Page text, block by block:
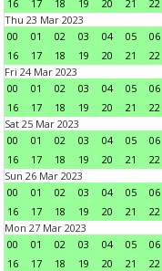
16
17 18 19 20 21 22
Thu 23 Mar 2023
00
01 02 03 04 05 06
16
17 18 19 20 21 22
Fri 24 Mar 2023
00
01 02 03 04 05 06
16
17 18 19 20 21 22
Sat 25 Mar 2023
00
01 02 03 04 05 06
16
17 18 19 20 21 22
Sun 26 Mar 2023
00
01 02 03 04 05 06
16
17 18 19 20 21 22
Mon 27 Mar 2023
00
01 02 03 04 05 06
16
17 18 19 20 21 22